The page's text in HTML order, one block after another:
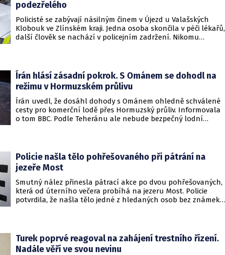
podezřelého
Policisté se zabývají násilným činem v Újezd u Valašských
Klobouk ve Zlínském kraji. Jedna osoba skončila v péči lékařů,
další člověk se nachází v policejním zadržení. Nikomu
Írán hlásí zásadní pokrok. S Ománem se dohodl na
režimu v Hormuzském průlivu
Írán uvedl, že dosáhl dohody s Ománem ohledně schválené
cesty pro komerční lodě přes Hormuzský průliv. Informovala
o tom BBC. Podle Teheránu ale nebude bezpečný lodní
Policie našla tělo pohřešovaného při pátrání na
jezeře Most
Smutný nález přinesla pátrací akce po dvou pohřešovaných,
která od úterního večera probíhá na jezeru Most. Policie
potvrdila, že našla tělo jedné z hledaných osob bez známek
Turek poprvé reagoval na zahájení trestního řízení.
Nadále věří ve svou nevinu